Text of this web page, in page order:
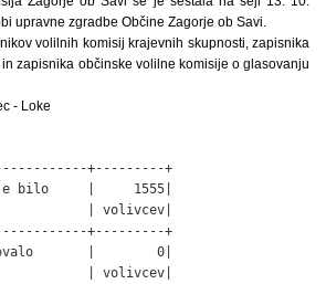
upravne zgradbe Občine Zagorje ob Savi.
volilnih komisij krajevnih skupnosti, zapisnika
zapisnika občinske volilne komisije o glasovanju
- Loke
+---------+
je bilo     |     1555|
| volivcev|
+---------+
|        0|
| volivcev|